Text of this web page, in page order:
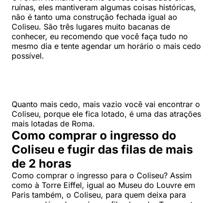
ruínas, eles mantiveram algumas coisas históricas,
não é tanto uma construção fechada igual ao
Coliseu. São três lugares muito bacanas de
conhecer, eu recomendo que você faça tudo no
mesmo dia e tente agendar um horário o mais cedo
possível.
Quanto mais cedo, mais vazio você vai encontrar o
Coliseu, porque ele fica lotado, é uma das atrações
mais lotadas de Roma.
Como comprar o ingresso do
Coliseu e fugir das filas de mais
de 2 horas
Como comprar o ingresso para o Coliseu? Assim
como à Torre Eiffel, igual ao Museu do Louvre em
Paris também, o Coliseu, para quem deixa para